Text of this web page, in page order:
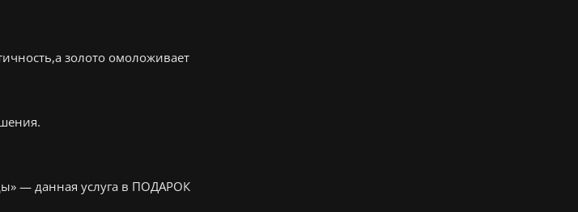
золото омоложивает
— данная услуга в ПОДАРОК